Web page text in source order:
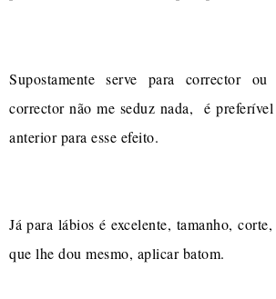
Supostamente serve para corrector
corrector não me seduz nada, é
anterior para esse efeito.
Já para lábios é excelente, tamanho,
que lhe dou mesmo, aplicar batom.